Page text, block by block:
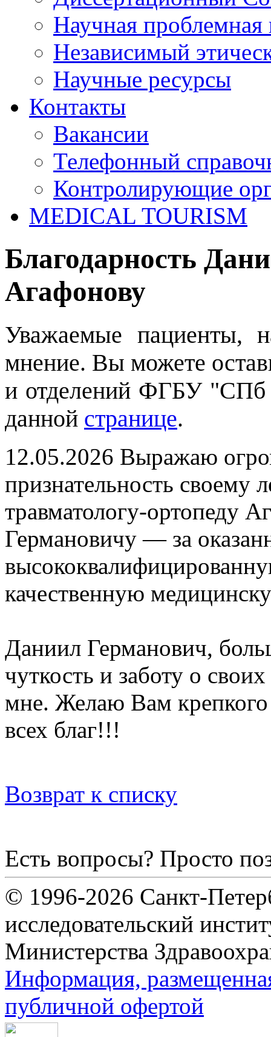
Научная проблемная
Независимый
Научные ресурсы
Контакты
Вакансии
Телефонный
Контролирующие
MEDICAL TOURISM
Благодарность
Агафонову
Уважаемые пациенты,
мнение. Вы можете
и отделений ФГБУ
данной странице.
12.05.2026 Выражаю
признательность
травматологу-ортопеду
Германовичу — за
качественную
Даниил Германович,
чуткость и заботу о
мне. Желаю Вам крепкого
всех благ!!!
Возврат к списку
Есть вопросы? Просто
© 1996-2026 Санкт-
исследовательский
Министерства
Информация,
публичной офертой